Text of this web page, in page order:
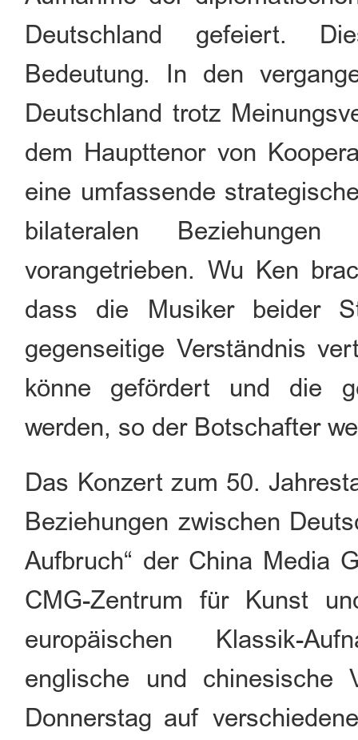
Deutschland gefeiert.
Bedeutung. In den
Deutschland trotz
dem Haupttenor von
eine umfassende
bilateralen
vorangetrieben. Wu Ken
dass die Musiker beider
gegenseitige Verständnis
könne gefördert und die
werden, so der Botschafter
Das Konzert zum 50.
Beziehungen zwischen
Aufbruch“ der China Media
CMG-Zentrum für Kunst
europäischen Klassik-
englische und chinesische
Donnerstag auf